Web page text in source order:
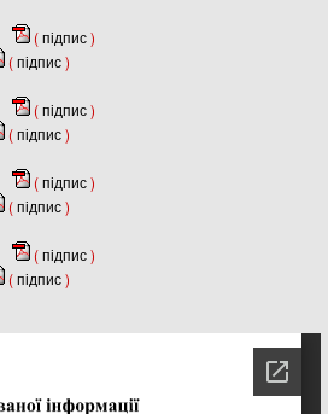
(підпис)
(підпис)
(підпис)
(підпис)
(підпис)
(підпис)
(підпис)
(підпис)